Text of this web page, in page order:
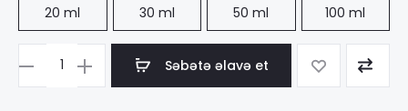
20 ml 30 ml 50 ml 100 ml
Səbətə əlavə et